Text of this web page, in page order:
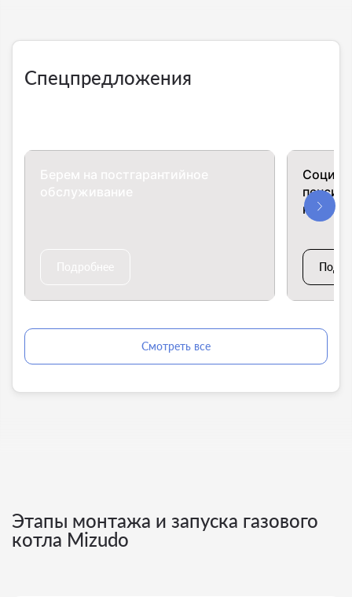
Спецпредложения
Смотреть все
Берем на постгарантийное
обслуживание
Подробнее
Этапы монтажа и запуска газового
котла Mizudo